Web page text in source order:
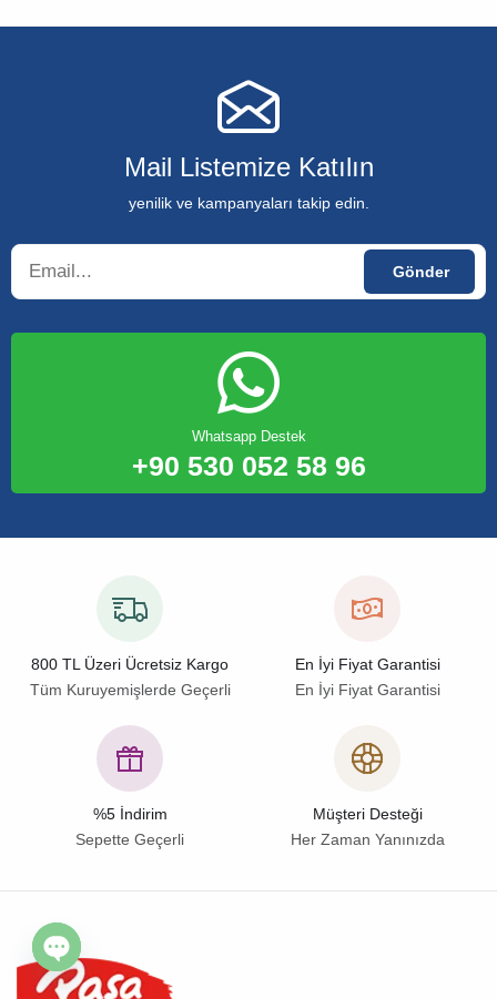
Mail Listemize Katılın
yenilik ve kampanyaları takip edin.
Whatsapp Destek
+90 530 052 58 96
800 TL Üzeri Ücretsiz Kargo
Tüm Kuruyemişlerde Geçerli
En İyi Fiyat Garantisi
En İyi Fiyat Garantisi
%5 İndirim
Sepette Geçerli
Müşteri Desteği
Her Zaman Yanınızda
Open